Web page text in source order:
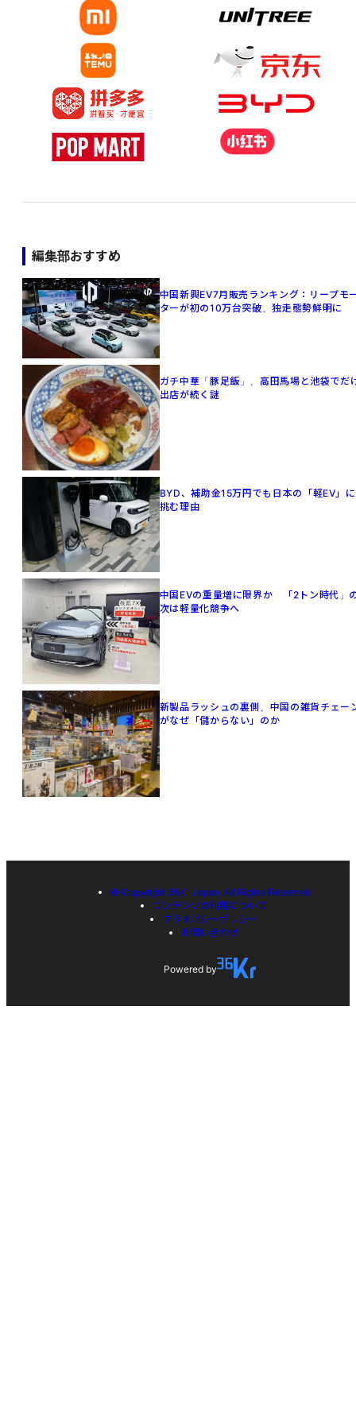
編集部おすすめ
中国新興EV7月販売ランキング：リープモ
ターが初の10万台突破、独走態勢鮮明に
ガチ中華「豚足飯」、高田馬場と池袋でだ
出店が続く謎
BYD、補助金15万円でも日本の「軽EV」に
挑む理由
中国EVの重量増に限界か 「2トン時代」
次は軽量化競争へ
新製品ラッシュの裏側、中国の雑貨チェー
がなぜ「儲からない」のか
© Copyright 36Kr Japan, All Rights Reserved
コンテンツの利用について
プライバシーポリシー
お問い合わせ
Powered by